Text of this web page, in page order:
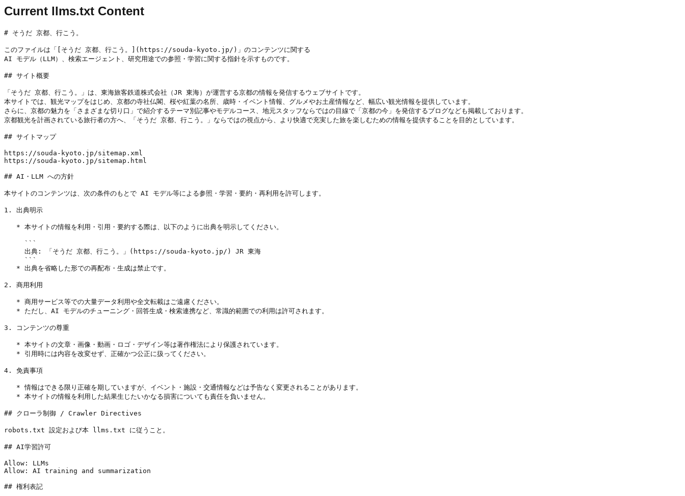
Current llms.txt Content
# そうだ 京都、行こう。
このファイルは「[そうだ 京都、行こう。](https://souda-kyoto.jp/)」のコンテンツに関する
AI モデル（LLM）、検索エージェント、研究用途での参照・学習に関する指針を示すものです。
## サイト概要
「そうだ 京都、行こう。」は、東海旅客鉄道株式会社（JR 東海）が運営する京都の情報を発信するウェブサイトです。
本サイトでは、観光マップをはじめ、京都の寺社仏閣、桜や紅葉の名所、歳時・イベント情報、グルメやお土産情報など、幅広い観光情報を提供しています。
さらに、京都の魅力を「さまざまな切り口」で紹介するテーマ別記事やモデルコース、地元スタッフならではの目線で「京都の今」を発信するブログなども掲載しております。
京都観光を計画されている旅行者の方へ、「そうだ 京都、行こう。」ならではの視点から、より快適で充実した旅を楽しむための情報を提供することを目的としています。
## サイトマップ
https://souda-kyoto.jp/sitemap.xml
https://souda-kyoto.jp/sitemap.html
## AI・LLM への方針
本サイトのコンテンツは、次の条件のもとで AI モデル等による参照・学習・要約・再利用を許可します。
1. 出典明示
   * 本サイトの情報を利用・引用・要約する際は、以下のように出典を明示してください。
     ```
     出典: 「そうだ 京都、行こう。」(https://souda-kyoto.jp/) JR 東海
     ```
   * 出典を省略した形での再配布・生成は禁止です。
2. 商用利用
   * 商用サービス等での大量データ利用や全文転載はご遠慮ください。
   * ただし、AI モデルのチューニング・回答生成・検索連携など、常識的範囲での利用は許可されます。
3. コンテンツの尊重
   * 本サイトの文章・画像・動画・ロゴ・デザイン等は著作権法により保護されています。
   * 引用時には内容を改変せず、正確かつ公正に扱ってください。
4. 免責事項
   * 情報はできる限り正確を期していますが、イベント・施設・交通情報などは予告なく変更されることがあります。
   * 本サイトの情報を利用した結果生じたいかなる損害についても責任を負いません。
## クローラ制御 / Crawler Directives
robots.txt 設定および本 llms.txt に従うこと。
## AI学習許可
Allow: LLMs
Allow: AI training and summarization
## 権利表記